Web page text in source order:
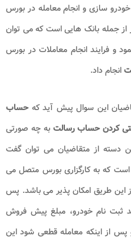
سازی و انجام معامله در بورس
از جمله بانک هایی است که می توان
و فرایند انجام معاملات در بورس
انجام داد.
این سوال پیش آید کهحساب
کردن حساب رسالتبه چه صورتی
دسته از متقاضیان می توان گفت
است که به کارگزاری بورس متصل می
این طریق امکان پذیر می باشد. پس
ثبت نام خودرو، مبلغ پیش فروش
از اینکه معامله قطعی شود این